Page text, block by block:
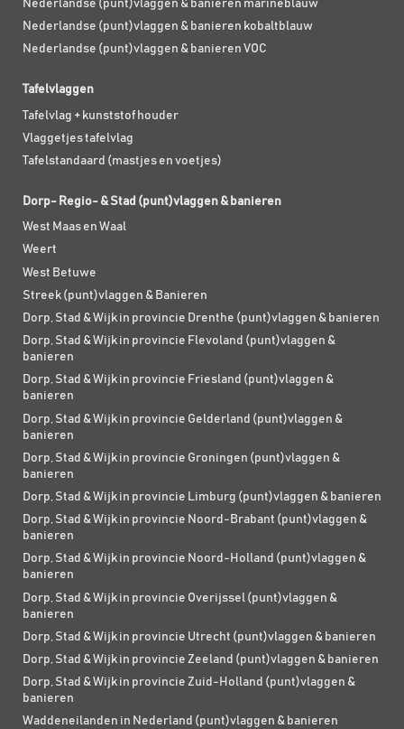
Nederlandse (punt)vlaggen & banieren marineblauw
Nederlandse (punt)vlaggen & banieren kobaltblauw
Nederlandse (punt)vlaggen & banieren VOC
Tafelvlaggen
Tafelvlag + kunststof houder
Vlaggetjes tafelvlag
Tafelstandaard (mastjes en voetjes)
Dorp- Regio- & Stad (punt)vlaggen & banieren
West Maas en Waal
Weert
West Betuwe
Streek (punt)vlaggen & Banieren
Dorp, Stad & Wijk in provincie Drenthe (punt)vlaggen & banieren
Dorp, Stad & Wijk in provincie Flevoland (punt)vlaggen &
banieren
Dorp, Stad & Wijk in provincie Friesland (punt)vlaggen &
banieren
Dorp, Stad & Wijk in provincie Gelderland (punt)vlaggen &
banieren
Dorp, Stad & Wijk in provincie Groningen (punt)vlaggen &
banieren
Dorp, Stad & Wijk in provincie Limburg (punt)vlaggen & banieren
Dorp, Stad & Wijk in provincie Noord-Brabant (punt)vlaggen &
banieren
Dorp, Stad & Wijk in provincie Noord-Holland (punt)vlaggen &
banieren
Dorp, Stad & Wijk in provincie Overijssel (punt)vlaggen &
banieren
Dorp, Stad & Wijk in provincie Utrecht (punt)vlaggen & banieren
Dorp, Stad & Wijk in provincie Zeeland (punt)vlaggen & banieren
Dorp, Stad & Wijk in provincie Zuid-Holland (punt)vlaggen &
banieren
Waddeneilanden in Nederland (punt)vlaggen & banieren